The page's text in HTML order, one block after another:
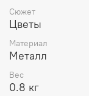
Сюжет
Цветы
Материал
Металл
Вес
0.8 кг